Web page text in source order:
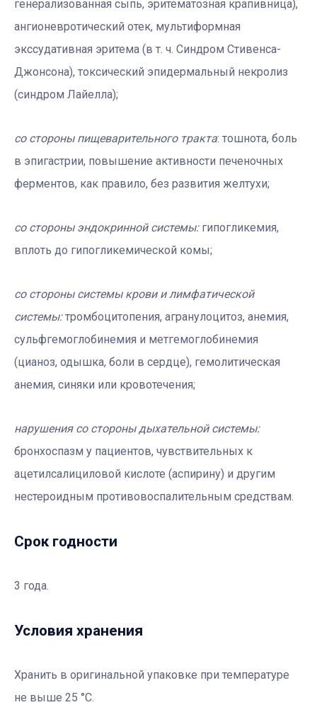
генерализованная сыпь, эритематозная крапивница),
ангионевротический отек, мультиформная
экссудативная эритема (в т. ч. Синдром Стивенса-
Джонсона), токсический эпидермальный некролиз
(синдром Лайелла);
со стороны пищеварительного тракта: тошнота, боль
в эпигастрии, повышение активности печеночных
ферментов, как правило, без развития желтухи;
со стороны эндокринной системы:гипогликемия,
вплоть до гипогликемической комы;
со стороны системы крови и лимфатической
системы:тромбоцитопения, агранулоцитоз, анемия,
сульфгемоглобинемия и метгемоглобинемия
(цианоз, одышка, боли в сердце), гемолитическая
анемия, синяки или кровотечения;
нарушения со стороны дыхательной системы:
бронхоспазм у пациентов, чувствительных к
ацетилсалициловой кислоте (аспирину) и другим
нестероидным противовоспалительным средствам.
Срок годности
3 года.
Условия хранения
Хранить в оригинальной упаковке при температуре
не выше 25 °С.